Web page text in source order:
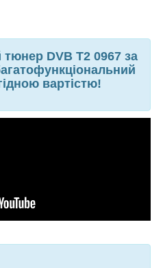
DVB T2 0967 за
вартістю!